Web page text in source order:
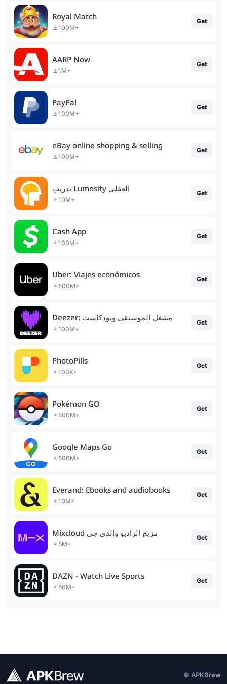
Royal Match
100M+
Get
AARP Now
1M+
Get
PayPal
100M+
Get
eBay online shopping & selling
100M+
Get
تدريب Lumosity العقلي
10M+
Get
Cash App
100M+
Get
Uber: Viajes económicos
500M+
Get
Deezer: مشغل الموسيقى وبودكاست
100M+
Get
PhotoPills
100K+
Get
Pokémon GO
500M+
Get
Google Maps Go
500M+
Get
Everand: Ebooks and audiobooks
10M+
Get
Mixcloud مزيج الراديو والدي جي
5M+
Get
DAZN - Watch Live Sports
50M+
Get
© APKBrew